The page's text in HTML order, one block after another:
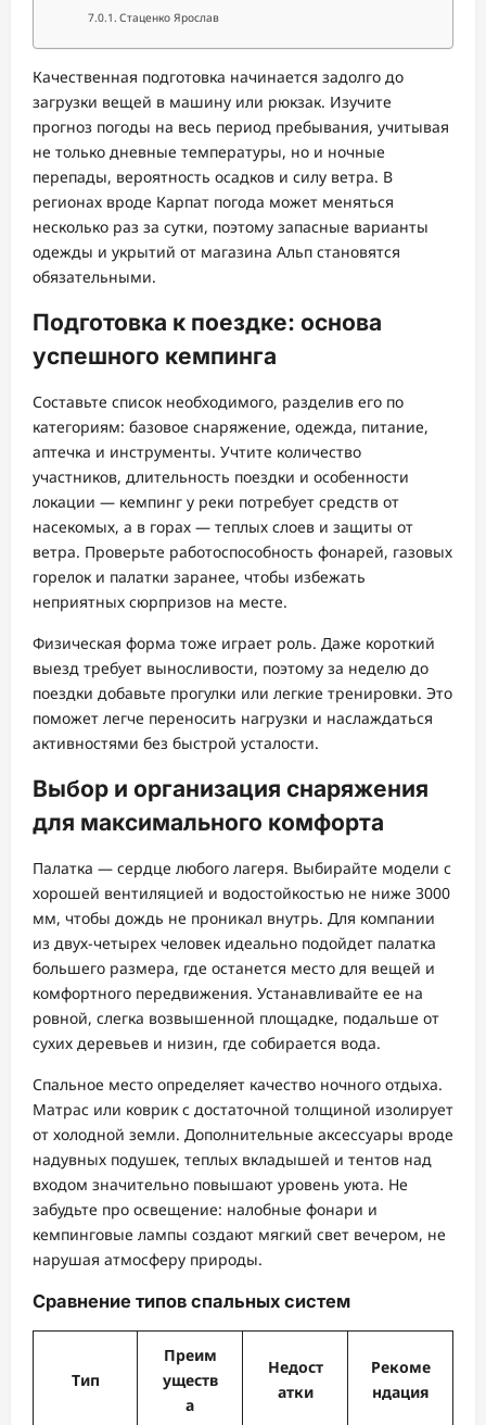
Стаценко Ярослав
Качественная подготовка начинается задолго до
загрузки вещей в машину или рюкзак. Изучите
прогноз погоды на весь период пребывания, учитывая
не только дневные температуры, но и ночные
перепады, вероятность осадков и силу ветра. В
регионах вроде Карпат погода может меняться
несколько раз за сутки, поэтому запасные варианты
одежды и укрытий от магазина Альп становятся
обязательными.
Подготовка к поездке: основа
успешного кемпинга
Составьте список необходимого, разделив его по
категориям: базовое снаряжение, одежда, питание,
аптечка и инструменты. Учтите количество
участников, длительность поездки и особенности
локации — кемпинг у реки потребует средств от
насекомых, а в горах — теплых слоев и защиты от
ветра. Проверьте работоспособность фонарей, газовых
горелок и палатки заранее, чтобы избежать
неприятных сюрпризов на месте.
Физическая форма тоже играет роль. Даже короткий
выезд требует выносливости, поэтому за неделю до
поездки добавьте прогулки или легкие тренировки. Это
поможет легче переносить нагрузки и наслаждаться
активностями без быстрой усталости.
Выбор и организация снаряжения
для максимального комфорта
Палатка — сердце любого лагеря. Выбирайте модели с
хорошей вентиляцией и водостойкостью не ниже 3000
мм, чтобы дождь не проникал внутрь. Для компании
из двух-четырех человек идеально подойдет палатка
большего размера, где останется место для вещей и
комфортного передвижения. Устанавливайте ее на
ровной, слегка возвышенной площадке, подальше от
сухих деревьев и низин, где собирается вода.
Спальное место определяет качество ночного отдыха.
Матрас или коврик с достаточной толщиной изолирует
от холодной земли. Дополнительные аксессуары вроде
надувных подушек, теплых вкладышей и тентов над
входом значительно повышают уровень уюта. Не
забудьте про освещение: налобные фонари и
кемпинговые лампы создают мягкий свет вечером, не
нарушая атмосферу природы.
Сравнение типов спальных систем
Тип
Преим
уществ
а
Недост
атки
Рекоме
ндация